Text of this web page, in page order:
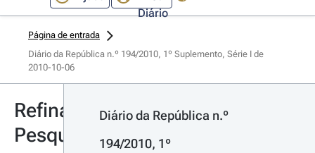
Diário
Página de entrada
Diário da República n.º 194/2010, 1º Suplemento, Série I de
2010-10-06
Refinar
Pesquisa
Diário da República n.º
194/2010, 1º